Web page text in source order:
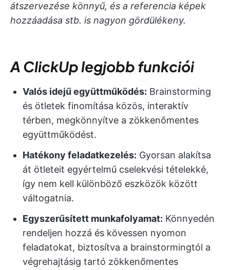
átszervezése könnyű, és a referencia képek
hozzáadása stb. is nagyon gördülékeny.
A ClickUp legjobb funkciói
Valós idejű együttműködés: Brainstorming
és ötletek finomítása közös, interaktív
térben, megkönnyítve a zökkenőmentes
együttműködést.
Hatékony feladatkezelés: Gyorsan alakítsa
át ötleteit egyértelmű cselekvési tételekké,
így nem kell különböző eszközök között
váltogatnia.
Egyszerűsített munkafolyamat: Könnyedén
rendeljen hozzá és kövessen nyomon
feladatokat, biztosítva a brainstormingtól a
végrehajtásig tartó zökkenőmentes